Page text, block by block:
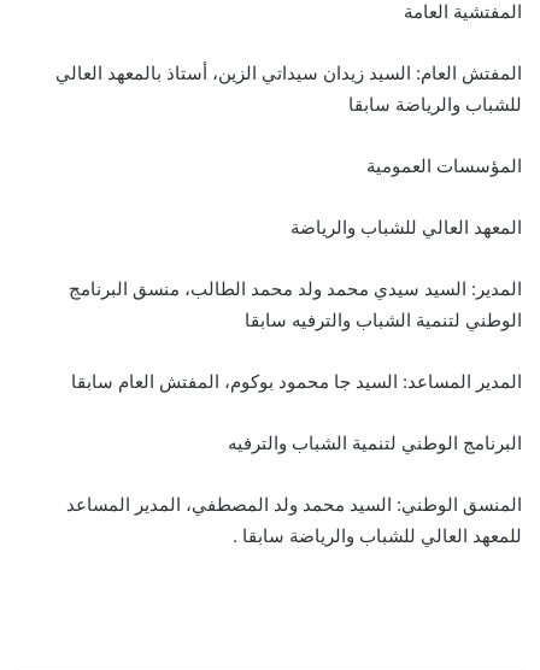
المفتشية العامة
المفتش العام: السيد زيدان سيداتي الزين، أستاذ بالمعهد العالي
للشباب والرياضة سابقا
المؤسسات العمومية
المعهد العالي للشباب والرياضة
المدير: السيد سيدي محمد ولد محمد الطالب، منسق البرنامج
الوطني لتنمية الشباب والترفيه سابقا
المدير المساعد: السيد جا محمود بوكوم، المفتش العام سابقا
البرنامج الوطني لتنمية الشباب والترفيه
المنسق الوطني: السيد محمد ولد المصطفي، المدير المساعد
للمعهد العالي للشباب والرياضة سابقا .